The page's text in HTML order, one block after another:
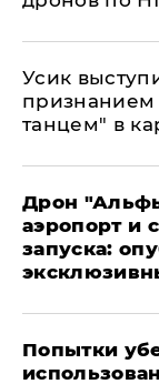
Усик
танцем" в
Дрон
аэропорт и
запуска:
Попытки